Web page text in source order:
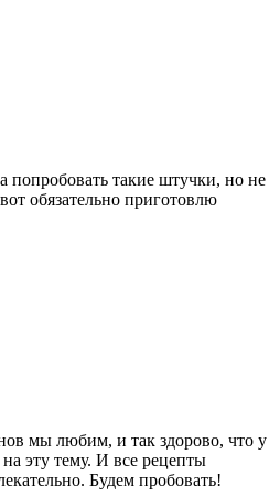
попробовать такие штучки, но не
обязательно приготовлю
мы любим, и так здорово, что у
на эту тему. И все рецепты
Будем пробовать!